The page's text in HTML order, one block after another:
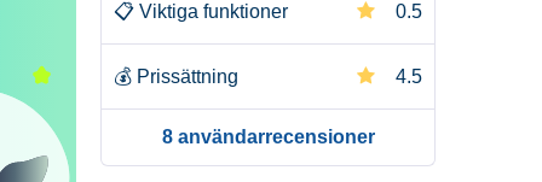
📋 Viktiga funktioner 0.5
💰 Prissättning 4.5
8 användarrecensioner